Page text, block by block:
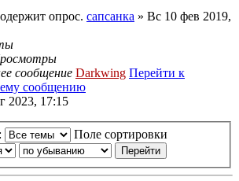
опрос. сапсанка » Вс 10 фев 2019,
сообщение Darkwing Перейти к
сообщению
2023, 17:15
Поле сортировки